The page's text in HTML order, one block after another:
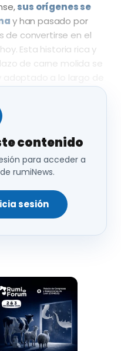
sus orígenes se
y han pasado por
de convertirse en el
Esta historia rica y
de carne molida se
en la Antigua
comienza mucho antes
podría pensar. Según
indicios de
se pueden rastrear
especializado
envuelto en una
y la presentación
lo que hoy
la esencia de
otros ingredientes y
contenido
para acceder a
rumiNews.
sesión